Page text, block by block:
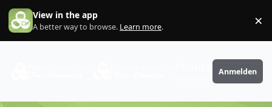
Zum Inhalt springen
View in the app
A better way to browse. Learn more. ×
PhantaFriends.de
Anmelden